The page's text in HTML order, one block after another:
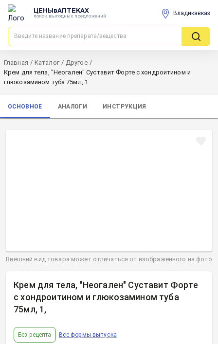
ЦЕНЫвАПТЕКАХ
поиск выгодных предложений Владикавказ
Главная / Каталог / Другое /
Крем для тела, "Неогален" Суставит Форте с хондроитином и
глюкозамином туба 75мл, 1
ОСНОВНОЕ АНАЛОГИ ИНСТРУКЦИЯ
Крем для тела, "Неогален" Суставит Форте
с хондроитином и глюкозамином туба
75мл, 1 ,
Без рецепта Все формы выпуска
Внешний вид товара может отличаться от изображенного на фото